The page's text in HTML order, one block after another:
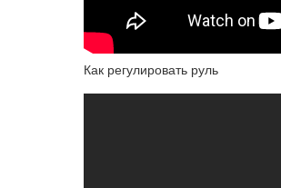
Как регулировать руль